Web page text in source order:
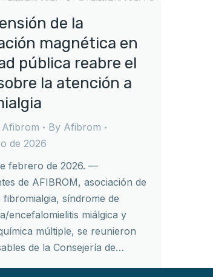
de la
magnética en
pública reabre el
la atención a
By Afibrom
de 2026
febrero de 2026. —
de AFIBROM, asociación de
fibromialgia, síndrome de
encefalomielitis miálgica y
múltiple, se reunieron
de la Consejería de…